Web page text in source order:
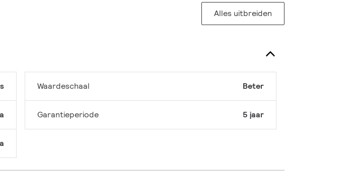
Alles uitbreiden
Waardeschaal Beter
Garantieperiode 5 jaar